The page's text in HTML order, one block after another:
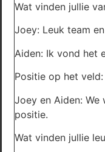
Wat vinden jullie
Joey: Leuk team
Aiden: Ik vond het
Positie op het veld:
Joey en Aiden:
positie.
Wat vinden jullie